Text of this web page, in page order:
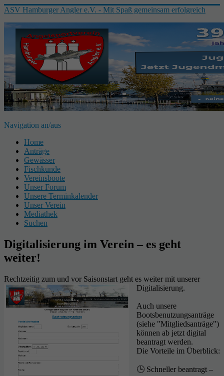
ASV Hamburger Angler e.V. - Mit Spaß gemeinsam erfolgreich
Navigation an/aus
Home
Anträge
Gewässer
Fischkunde
Vereinsboote
Unser Forum
Unsere Terminkalender
Unser Verein
Mediathek
Suchen
Digitalisierung im Verein – es geht
weiter!
Rechtzeitig zum und vor Saisonstart geht es weiter mit unserer
Digitalisierung.
Auch unsere
Bootsbenutzungsanträge
(siehe "Mitgliedsanträge")
können ab jetzt digital
beantragt werden.
Die Vorteile im Überblick:
🕒 Schneller beantragt –